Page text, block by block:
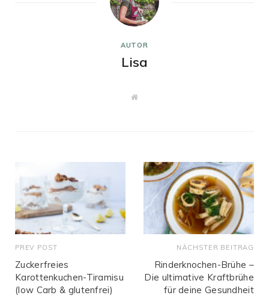
AUTOR
Lisa
W
PREV POST
Zuckerfreies
Karottenkuchen-Tiramisu
(low Carb & glutenfrei)
NÄCHSTER BEITRAG
Rinderknochen-Brühe –
Die ultimative Kraftbrühe
für deine Gesundheit